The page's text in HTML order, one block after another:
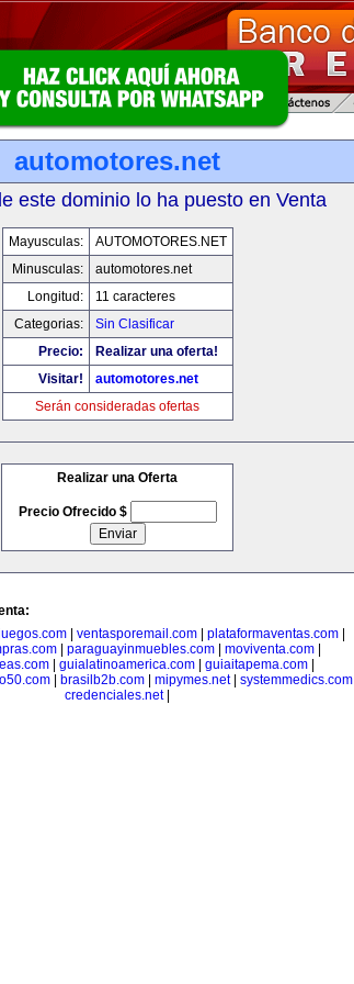
automotores.net
este dominio lo ha puesto en Venta
Mayusculas:
AUTOMOTORES.NET
Minusculas:
automotores.net
Longitud:
11 caracteres
Categorias:
Sin Clasificar
Precio:
Realizar una oferta!
Visitar!
automotores.net
Serán consideradas ofertas
Realizar una Oferta
Precio Ofrecido $
ventasporemail.com plataformaventas.com
paraguayinmuebles.com moviventa.com
guialatinoamerica.com guiaitapema.com
brasilb2b.com mipymes.net| systemmedics.com
credenciales.net|